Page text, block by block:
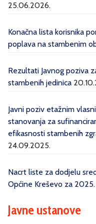
25.06.2026.
Konačna lista korisnika
poplava na stambenim
Rezultati Javnog poziva
stambenih jedinica
Javni poziv etažnim
stanovanja za
efikasnosti stambenih
24.09.2025.
Nacrt liste za dodjelu
Općine Kreševo za
Javne ustanove